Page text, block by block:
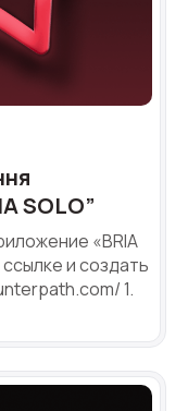
SOLO”
«BRIA
и создать
1.